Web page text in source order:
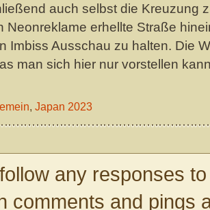
auch selbst die Kreuzung
Neonreklame erhellte Straße
Imbiss Ausschau zu halten. Die
man sich hier nur vorstellen
, Japan 2023
any responses
comments and pings